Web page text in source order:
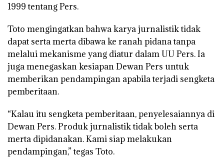
1999 tentang Pers.
Toto mengingatkan bahwa karya jurnalistik tidak
dapat serta merta dibawa ke ranah pidana tanpa
melalui mekanisme yang diatur dalam UU Pers. Ia
juga menegaskan kesiapan Dewan Pers untuk
memberikan pendampingan apabila terjadi sengketa
pemberitaan.
“Kalau itu sengketa pemberitaan, penyelesaiannya di
Dewan Pers. Produk jurnalistik tidak boleh serta
merta dipidanakan. Kami siap melakukan
pendampingan,” tegas Toto.